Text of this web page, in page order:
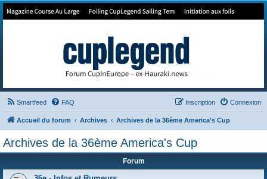
Forum de Cup In Europe
Smartfeed FAQ Connexion
Inscription
Accueil du forum Archives Archives de la 36ème America's Cup
Archives de la 36ème America's Cup
Forum